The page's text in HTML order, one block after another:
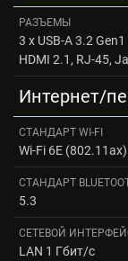
РАЗЪЕМЫ
3 x USB-A 3.2
HDMI 2.1, RJ-45,
Интернет/
CТАНДАРТ WI‑FI
Wi-Fi 6E (802.11ax)
CТАНДАРТ
5.3
СЕТЕВОЙ
LAN 1 Гбит/с